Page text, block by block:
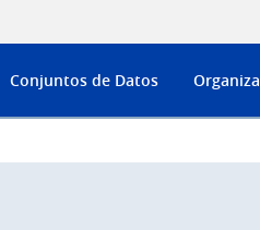
Conjuntos de Datos